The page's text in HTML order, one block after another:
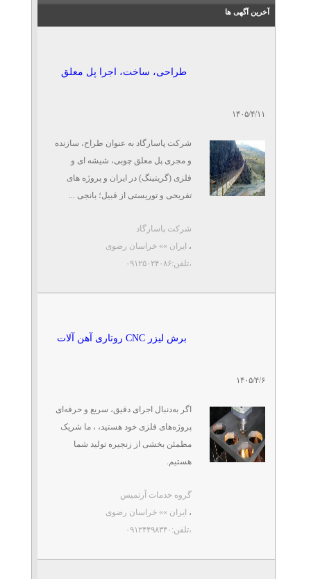
برش‌کاری روتاری
تدوین طرح توجیهی و
شرکت آرمان نگار اسپادان
تدوین نقشه‌راه و
سندراهبردی(استراتژیک)
شرکت آرمان نگار اسپادان
زمان‌سنجی و کارسنجی و
بالانس خطوط تولید
مشاوره مهندسی
ایستگاه هواشناسی نیروگاه
خورشیدی
تلفن: ۰۹۱۳۵۸۸۱۹۴۲
تامین مواداولیه فیلترهوا
آخرین آگهی ها
۱۴۰۵/۴/۱۱
طراحی، ساخت، اجرا پل معلق
شرکت پاسارگاد به عنوان طراح، سازنده
و مجری پل معلق چوبی، شیشه ای و
فلزی (گریتینگ) در ایران و پروژه های
تفریحی و توریستی از قبیل؛ بانجی ...
شرکت پاسارگاد
، ایران »» خراسان رضوی
،تلفن:۰۹۱۲۵۰۲۴۰۸۶
۱۴۰۵/۴/۶
برش لیزر CNC روتاری آهن آلات
اگر به‌دنبال اجرای دقیق، سریع و حرفه‌ای
پروژه‌های فلزی خود هستید، ، ما شریک
مطمئن بخشی از زنجیره تولید شما
هستیم.
توانمندی‌های فنی مجموعه:
• برش لیزری ...
گروه خدمات آرتمیس
، ایران »» خراسان رضوی
،تلفن:۰۹۱۲۴۴۹۸۳۴۰